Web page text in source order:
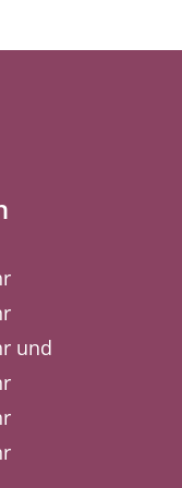
und